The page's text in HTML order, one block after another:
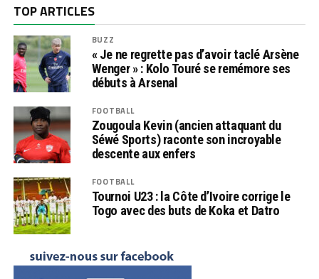
TOP ARTICLES
BUZZ
« Je ne regrette pas d’avoir taclé Arsène
Wenger » : Kolo Touré se remémore ses
débuts à Arsenal
FOOTBALL
Zougoula Kevin (ancien attaquant du
Séwé Sports) raconte son incroyable
descente aux enfers
FOOTBALL
Tournoi U23 : la Côte d’Ivoire corrige le
Togo avec des buts de Koka et Datro